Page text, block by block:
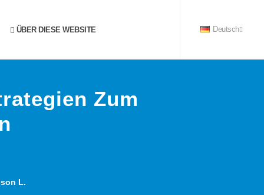
ÜBER DIESE WEBSITE Deutsch
Zum
L.